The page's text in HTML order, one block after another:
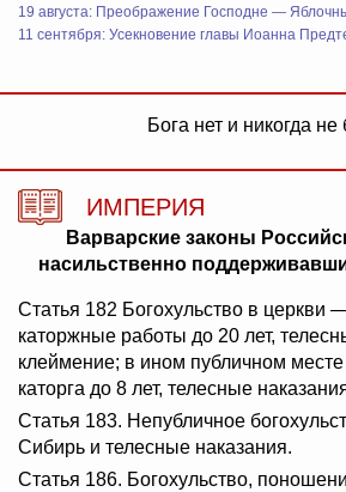
19 августа: Преображение Господне —
11 сентября: Усекновение главы Иоанна
Бога нет и никогда
ИМПЕРИЯ
Варварские законы
насильственно
Статья 182 Богохульство в церкви
каторжные работы до 20 лет,
клеймение; в ином публичном
каторга до 8 лет, телесные
Статья 183. Непубличное
Сибирь и телесные наказания.
Статья 186. Богохульство,